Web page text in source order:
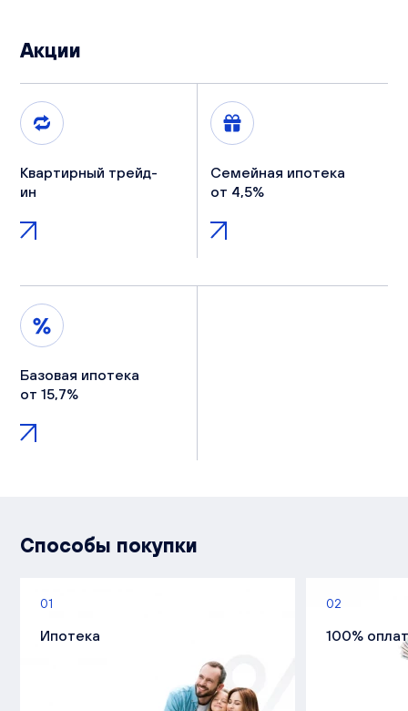
Акции
Квартирный трейд-
ин
Семейная ипотека
от 4,5%
Базовая ипотека
от 15,7%
Способы покупки
01
Ипотека
02
100%